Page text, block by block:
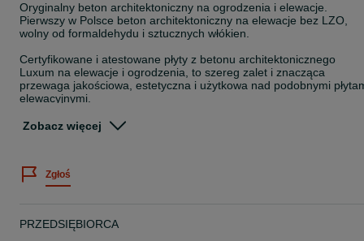
Oryginalny beton architektoniczny na ogrodzenia i elewacje.
Pierwszy w Polsce beton architektoniczny na elewacje bez LZO,
wolny od formaldehydu i sztucznych włókien.
Certyfikowane i atestowane płyty z betonu architektonicznego
Luxum na elewacje i ogrodzenia, to szereg zalet i znacząca
przewaga jakościowa, estetyczna i użytkowa nad podobnymi
elewacyjnymi.
Podstawowe zalety elewacyjnego betonu architektonicznego
- ogniotrwałe
- odporne UV
- nie pylą i są bezpieczne dla alergików
Zobacz więcej
Zgłoś
PRZEDSIĘBIORCA